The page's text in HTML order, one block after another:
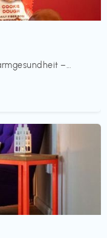
–...